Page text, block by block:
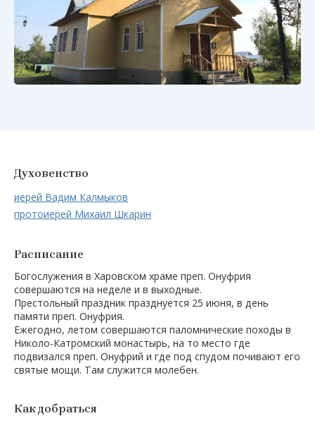
Духовенство
иерей Вадим Калмыков
протоиерей Михаил Шкарин
Расписание
Богослужения в Харовском храме преп. Онуфрия
совершаются на неделе и в выходные.
Престольный праздник празднуется 25 июня, в день
памяти преп. Онуфрия.
Ежегодно, летом совершаются паломнические походы в
Николо-Катромский монастырь, на то место где
подвизался преп. Онуфрий и где под спудом почивают его
святые мощи. Там служится молебен.
Как добраться